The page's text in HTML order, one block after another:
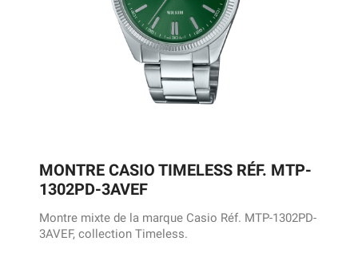
MONTRE CASIO TIMELESS RÉF. MTP-
1302PD-3AVEF
Montre mixte de la marque Casio Réf. MTP-1302PD-
3AVEF, collection Timeless.